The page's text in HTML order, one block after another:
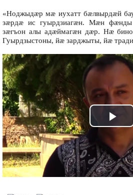
«Ноджыдæр мæ иухатт бæлвырдæй
зæрдæ ис гуырдзиагæн. Мæн
зæгъон алы адæймагæн дæр. Нæ
Гуырдзыстоны, йæ зарджыты, йæ